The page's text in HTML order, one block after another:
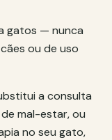
gatos — nunca
ou de uso
a consulta
mal-estar, ou
no seu gato,